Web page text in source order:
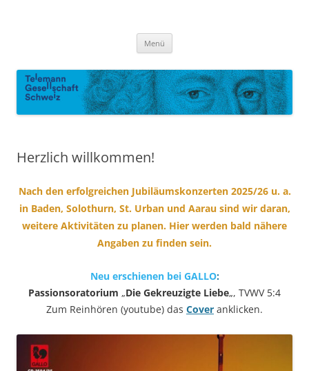
Menü
Herzlich willkommen!
Nach den erfolgreichen Jubiläumskonzerten 2025/26 u. a.
in Baden, Solothurn, St. Urban und Aarau sind wir daran,
weitere Aktivitäten zu planen. Hier werden bald nähere
Angaben zu finden sein.
Neu erschienen bei GALLO:
Passionsoratorium „Die Gekreuzigte Liebe„, TVWV 5:4
Zum Reinhören (youtube) das Cover anklicken.